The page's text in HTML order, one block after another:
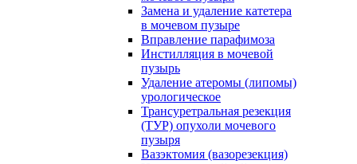
Замена и удаление катетера
в мочевом пузыре
Вправление парафимоза
Инстилляция в мочевой
пузырь
Удаление атеромы (липомы)
урологическое
Трансуретральная резекция
(ТУР) опухоли мочевого
пузыря
Вазэктомия (вазорезекция)